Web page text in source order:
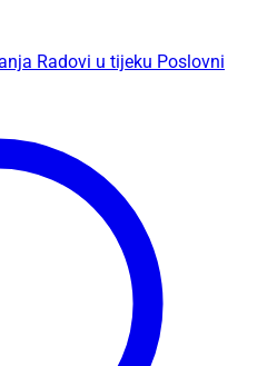
Radovi u tijeku Poslovni